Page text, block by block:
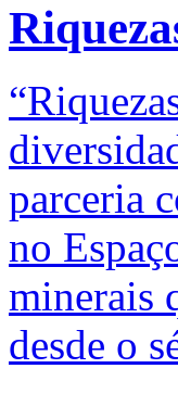
parceria
no
minerais
desde o